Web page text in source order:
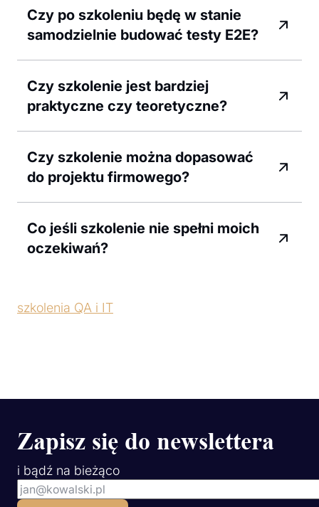
Czy po szkoleniu będę w stanie
samodzielnie budować testy E2E?
Czy szkolenie jest bardziej
praktyczne czy teoretyczne?
Czy szkolenie można dopasować
do projektu firmowego?
Co jeśli szkolenie nie spełni moich
oczekiwań?
szkolenia QA i IT
Zapisz się do newslettera
i bądź na bieżąco